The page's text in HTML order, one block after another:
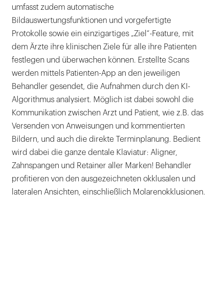
umfasst zudem automatische
Bildauswertungsfunktionen und vorgefertigte
Protokolle sowie ein einzigartiges „Ziel“-Feature, mit
dem Ärzte ihre klinischen Ziele für alle ihre Patienten
festlegen und überwachen können. Erstellte Scans
werden mittels Patienten-App an den jeweiligen
Behandler gesendet, die Aufnahmen durch den KI-
Algorithmus analysiert. Möglich ist dabei sowohl die
Kommunikation zwischen Arzt und Patient, wie z.B. das
Versenden von Anweisungen und kommentierten
Bildern, und auch die direkte Terminplanung. Bedient
wird dabei die ganze dentale Klaviatur: Aligner,
Zahnspangen und Retainer aller Marken! Behandler
profitieren von den ausgezeichneten okklusalen und
lateralen Ansichten, einschließlich Molarenokklusionen.